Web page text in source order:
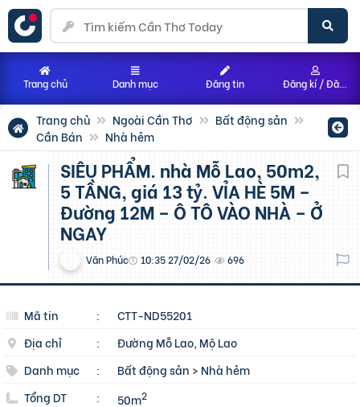
Trang chủ Ngoài Cần Thơ
Bất động sản
Cần Bán
Nhà hẻm
SIÊU PHẨM. nhà Mỗ Lao, 50m2,
5 TẦNG, giá 13 tỷ. VỈA HÈ 5M –
Đường 12M – Ô TÔ VÀO NHÀ – Ở
NGAY
Văn Phúc 10:35 27/02/26 696
Mã tin :
CTT-ND55201
Địa chỉ
:
Đường Mỗ Lao, Mộ Lao
Danh mục
: Bất động sản > Nhà hẻm
Tổng DT
: 50m2
Trang chủ Danh mục Đăng tin